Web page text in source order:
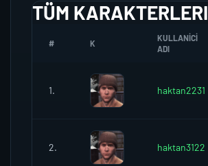
TÜM KARAKTERLERI
# K
KULLANICI
ADI
1. haktan2231
2. haktan3122